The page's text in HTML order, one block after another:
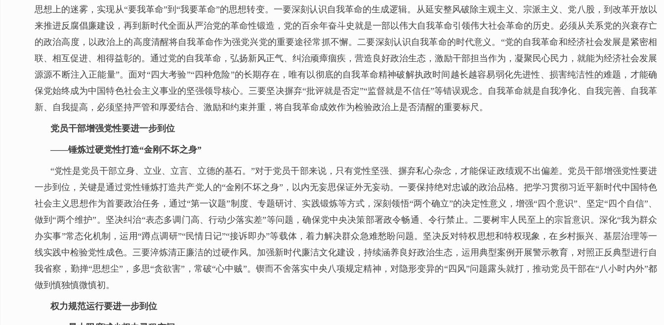
思想上的迷雾，实现从“要我革命”到“我要革命”的思想转变。一要深刻认识自我革命的生成逻辑。从延安整风破除主观主义、宗派主义、党八股，到改革开放以
来推进反腐倡廉建设，再到新时代全面从严治党的革命性锻造，党的百余年奋斗史就是一部以伟大自我革命引领伟大社会革命的历史。必须从关系党的兴衰存亡
的政治高度，以政治上的高度清醒将自我革命作为强党兴党的重要途径常抓不懈。二要深刻认识自我革命的时代意义。“党的自我革命和经济社会发展是紧密相
联、相互促进、相得益彰的。通过党的自我革命，弘扬新风正气、纠治顽瘴痼疾，营造良好政治生态，激励干部担当作为，凝聚民心民力，就能为经济社会发展
源源不断注入正能量”。面对“四大考验”“四种危险”的长期存在，唯有以彻底的自我革命精神破解执政时间越长越容易弱化先进性、损害纯洁性的难题，才能确
保党始终成为中国特色社会主义事业的坚强领导核心。三要坚决摒弃“批评就是否定”“监督就是不信任”等错误观念。自我革命就是自我净化、自我完善、自我革
新、自我提高，必须坚持严管和厚爱结合、激励和约束并重，将自我革命成效作为检验政治上是否清醒的重要标尺。
党员干部增强党性要进一步到位
——锤炼过硬党性打造“金刚不坏之身”
“党性是党员干部立身、立业、立言、立德的基石。”对于党员干部来说，只有党性坚强、摒弃私心杂念，才能保证政绩观不出偏差。党员干部增强党性要进
一步到位，关键是通过党性锤炼打造共产党人的“金刚不坏之身”，以内无妄思保证外无妄动。一要保持绝对忠诚的政治品格。把学习贯彻习近平新时代中国特色
社会主义思想作为首要政治任务，通过“第一议题”制度、专题研讨、实践锻炼等方式，深刻领悟“两个确立”的决定性意义，增强“四个意识”、坚定“四个自信”、
做到“两个维护”。坚决纠治“表态多调门高、行动少落实差”等问题，确保党中央决策部署政令畅通、令行禁止。二要树牢人民至上的宗旨意识。深化“我为群众
办实事”常态化机制，运用“蹲点调研”“民情日记”“接诉即办”等载体，着力解决群众急难愁盼问题。坚决反对特权思想和特权现象，在乡村振兴、基层治理等一
线实践中检验党性成色。三要淬炼清正廉洁的过硬作风。加强新时代廉洁文化建设，持续涵养良好政治生态，运用典型案例开展警示教育，对照正反典型进行自
我省察，勤掸“思想尘”，多思“贪欲害”，常破“心中贼”。锲而不舍落实中央八项规定精神，对隐形变异的“四风”问题露头就打，推动党员干部在“八小时内外”都
做到慎独慎微慎初。
权力规范运行要进一步到位